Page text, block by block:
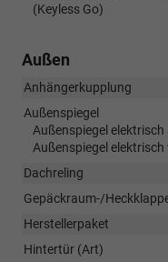
(Keyless Go)
Außen
Anhängerkupplung
Außenspiegel
Außenspiegel
Außenspiegel
Dachreling
Gepäckraum-/
Herstellerpaket
Hintertür (Art)